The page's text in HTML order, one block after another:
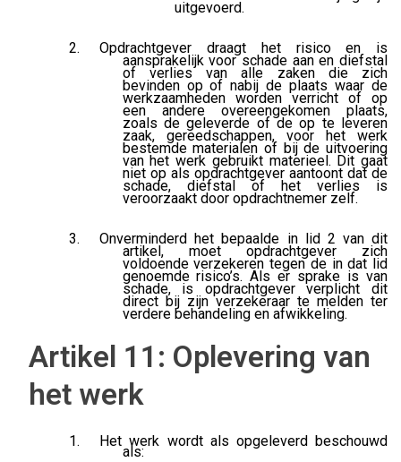
uitgevoerd.
Opdrachtgever draagt het risico en is
aansprakelijk voor schade aan en diefstal
of verlies van alle zaken die zich
bevinden op of nabij de plaats waar de
werkzaamheden worden verricht of op
een andere overeengekomen plaats,
zoals de geleverde of de op te leveren
zaak, gereedschappen, voor het werk
bestemde materialen of bij de uitvoering
van het werk gebruikt materieel. Dit gaat
niet op als opdrachtgever aantoont dat de
schade, diefstal of het verlies is
veroorzaakt door opdrachtnemer zelf.
Onverminderd het bepaalde in lid 2 van dit
artikel, moet opdrachtgever zich
voldoende verzekeren tegen de in dat lid
genoemde risico’s. Als er sprake is van
schade, is opdrachtgever verplicht dit
direct bij zijn verzekeraar te melden ter
verdere behandeling en afwikkeling.
Artikel 11: Oplevering van
het werk
Het werk wordt als opgeleverd beschouwd
als: